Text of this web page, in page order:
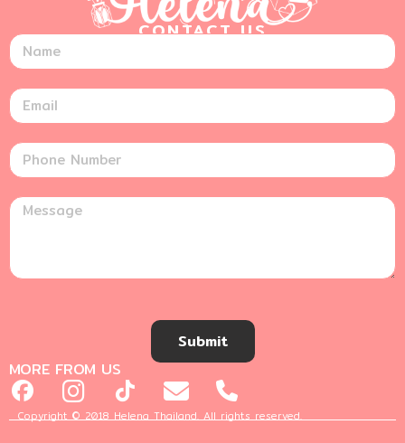
CONTACT US
Submit
MORE FROM US
Copyright © 2018 Helena Thailand. All rights reserved.